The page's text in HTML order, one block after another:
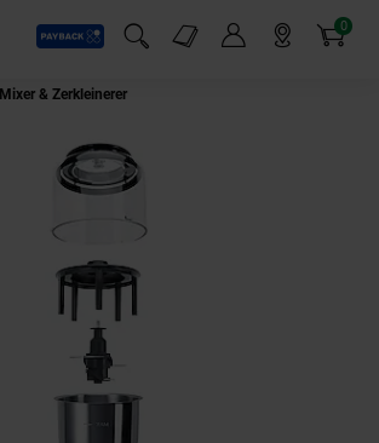
Payback
Suchfeld einblenden
Markt-Angebote 0
Artikel
Mixer & Zerkleinerer